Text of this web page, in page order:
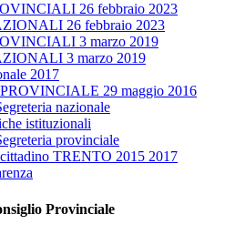
26 febbraio 2023
26 febbraio 2023
3 marzo 2019
3 marzo 2019
2017
29 maggio 2016
nazionale
istituzionali
provinciale
TRENTO 2015 2017
Provinciale